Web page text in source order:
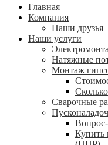
Главная
Компания
Наши друзья
Наши услуги
Натяжные
Монтаж
Сварочные
Купить